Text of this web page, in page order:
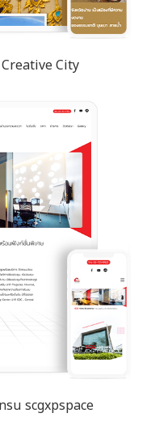
Creative City
ทรน scgxpspace